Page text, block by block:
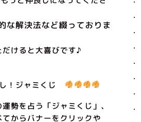
な解決法など綴っておりま
けると大喜びです♪
！ジャミくじ
勢を占う「ジャミくじ」、
からバナーをクリックや